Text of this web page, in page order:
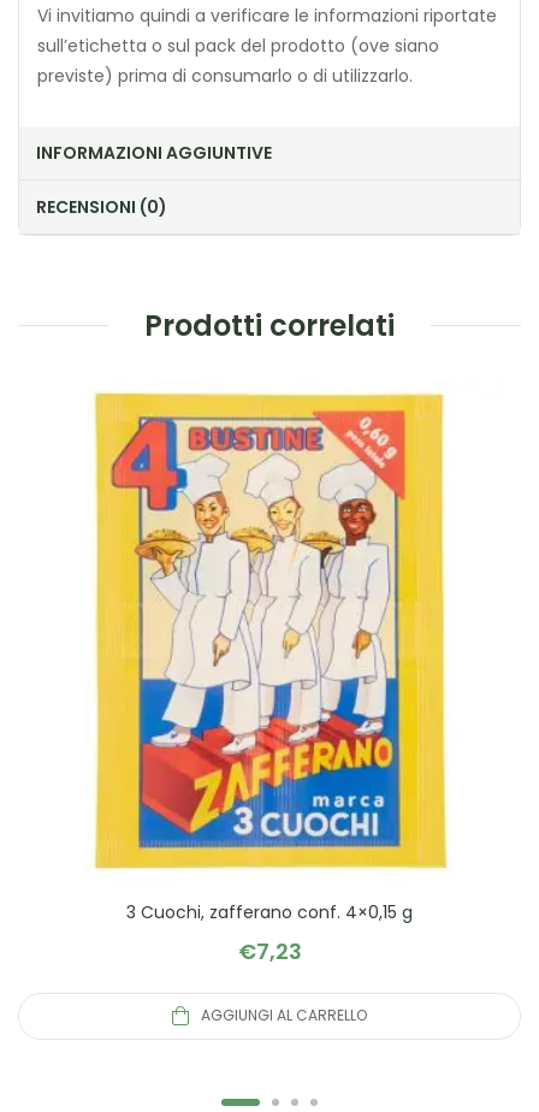
Vi invitiamo quindi a verificare le informazioni riportate
sull’etichetta o sul pack del prodotto (ove siano
previste) prima di consumarlo o di utilizzarlo.
INFORMAZIONI AGGIUNTIVE
RECENSIONI (0)
Prodotti correlati
3 Cuochi, zafferano conf. 4×0,15 g
€7,23
AGGIUNGI AL CARRELLO